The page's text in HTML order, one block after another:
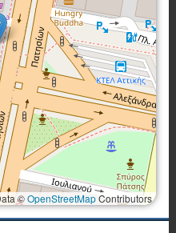
©OpenStreetMapContributors